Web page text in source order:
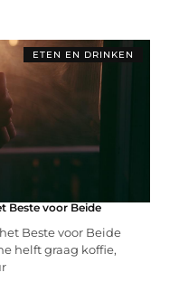
ETEN EN DRINKEN
Beste voor Beide
Beste voor Beide
helft graag koffie,